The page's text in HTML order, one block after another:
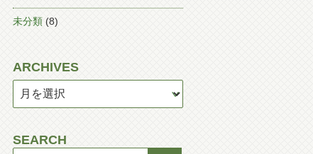
未分類 (8)
ARCHIVES
SEARCH